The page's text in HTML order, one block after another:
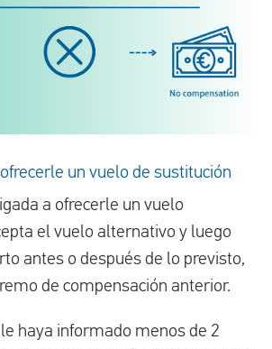
un vuelo de sustitución
a ofrecerle un vuelo
el vuelo alternativo y luego
antes o después de lo previsto,
de compensación anterior.
haya informado menos de 2